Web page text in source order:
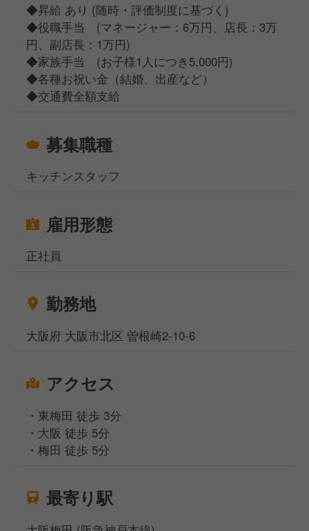
◆昇給 あり (随時・評価制度に基づく)
◆役職手当 (マネージャー：6万円、店長：3万
円、副店長：1万円)
◆家族手当 (お子様1人につき5,000円)
◆各種お祝い金（結婚、出産など）
◆交通費全額支給
募集職種
キッチンスタッフ
雇用形態
正社員
勤務地
大阪府 大阪市北区 曽根崎2-10-6
アクセス
・東梅田 徒歩 3分
・大阪 徒歩 5分
・梅田 徒歩 5分
最寄り駅